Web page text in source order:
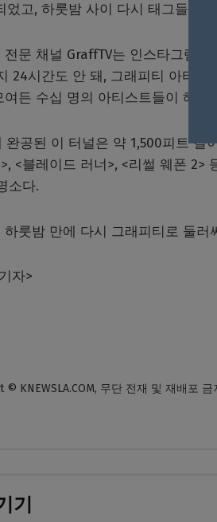
었고, 하룻밤 사이 다시 태그들이
전문 채널 GraffTV는 인스타그램
24시간도 안 돼, 그래피티 아티스
여든 수십 명의 아티스트들이 해
완공된 이 터널은 약 1,500피트 길
<블레이드 러너>, <리썰 웨폰
소다.
하룻밤 만에 다시 그래피티로 둘
자>
© KNEWSLA.COM, 무단 전재 및 재배포 금
기